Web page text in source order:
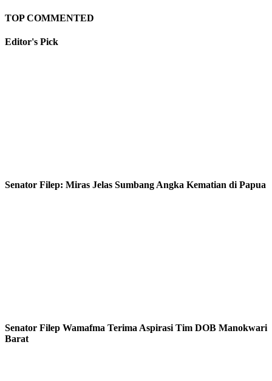
TOP COMMENTED
Editor's Pick
Senator Filep: Miras Jelas Sumbang Angka Kematian di Papua
Senator Filep Wamafma Terima Aspirasi Tim DOB Manokwari
Barat